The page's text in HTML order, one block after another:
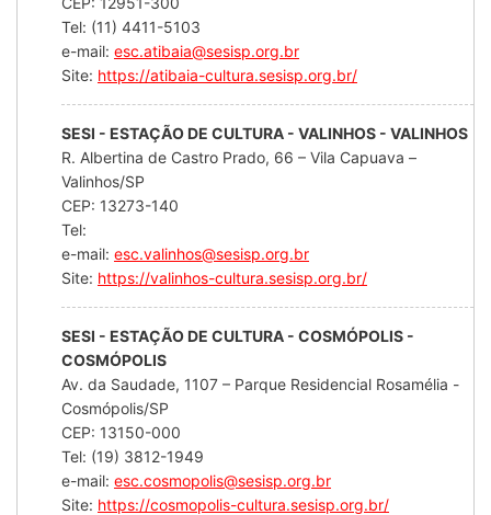
Tel: (11) 4411-5103
e-mail: esc.atibaia@sesisp.org.br
Site: https://atibaia-cultura.sesisp.org.br/
SESI - ESTAÇÃO DE CULTURA - VALINHOS - VALINHOS
R. Albertina de Castro Prado, 66 – Vila Capuava –
Valinhos/SP
CEP: 13273-140
Tel:
e-mail: esc.valinhos@sesisp.org.br
Site: https://valinhos-cultura.sesisp.org.br/
SESI - ESTAÇÃO DE CULTURA - COSMÓPOLIS -
COSMÓPOLIS
Av. da Saudade, 1107 – Parque Residencial Rosamélia -
Cosmópolis/SP
CEP: 13150-000
Tel: (19) 3812-1949
e-mail: esc.cosmopolis@sesisp.org.br
Site: https://cosmopolis-cultura.sesisp.org.br/